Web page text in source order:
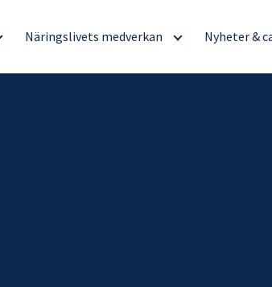
Näringslivets medverkan Nyheter &